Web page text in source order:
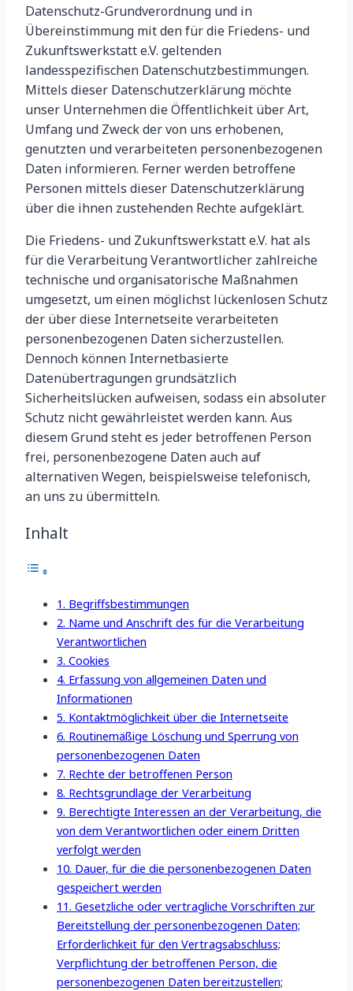
Datenschutz-Grundverordnung und in
Übereinstimmung mit den für die Friedens- und
Zukunftswerkstatt e.V. geltenden
landesspezifischen Datenschutzbestimmungen.
Mittels dieser Datenschutzerklärung möchte
unser Unternehmen die Öffentlichkeit über Art,
Umfang und Zweck der von uns erhobenen,
genutzten und verarbeiteten personenbezogenen
Daten informieren. Ferner werden betroffene
Personen mittels dieser Datenschutzerklärung
über die ihnen zustehenden Rechte aufgeklärt.
Die Friedens- und Zukunftswerkstatt e.V. hat als
für die Verarbeitung Verantwortlicher zahlreiche
technische und organisatorische Maßnahmen
umgesetzt, um einen möglichst lückenlosen Schutz
der über diese Internetseite verarbeiteten
personenbezogenen Daten sicherzustellen.
Dennoch können Internetbasierte
Datenübertragungen grundsätzlich
Sicherheitslücken aufweisen, sodass ein absoluter
Schutz nicht gewährleistet werden kann. Aus
diesem Grund steht es jeder betroffenen Person
frei, personenbezogene Daten auch auf
alternativen Wegen, beispielsweise telefonisch,
an uns zu übermitteln.
Inhalt
1. Begriffsbestimmungen
2. Name und Anschrift des für die Verarbeitung
Verantwortlichen
3. Cookies
4. Erfassung von allgemeinen Daten und
Informationen
5. Kontaktmöglichkeit über die Internetseite
6. Routinemäßige Löschung und Sperrung von
personenbezogenen Daten
7. Rechte der betroffenen Person
8. Rechtsgrundlage der Verarbeitung
9. Berechtigte Interessen an der Verarbeitung, die
von dem Verantwortlichen oder einem Dritten
verfolgt werden
10. Dauer, für die die personenbezogenen Daten
gespeichert werden
11. Gesetzliche oder vertragliche Vorschriften zur
Bereitstellung der personenbezogenen Daten;
Erforderlichkeit für den Vertragsabschluss;
Verpflichtung der betroffenen Person, die
personenbezogenen Daten bereitzustellen;